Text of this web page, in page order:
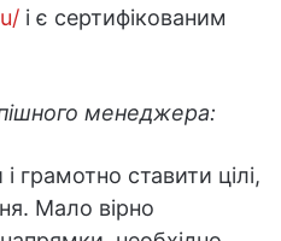
і є сертифікованим
менеджера:
грамотно ставити цілі,
Мало вірно